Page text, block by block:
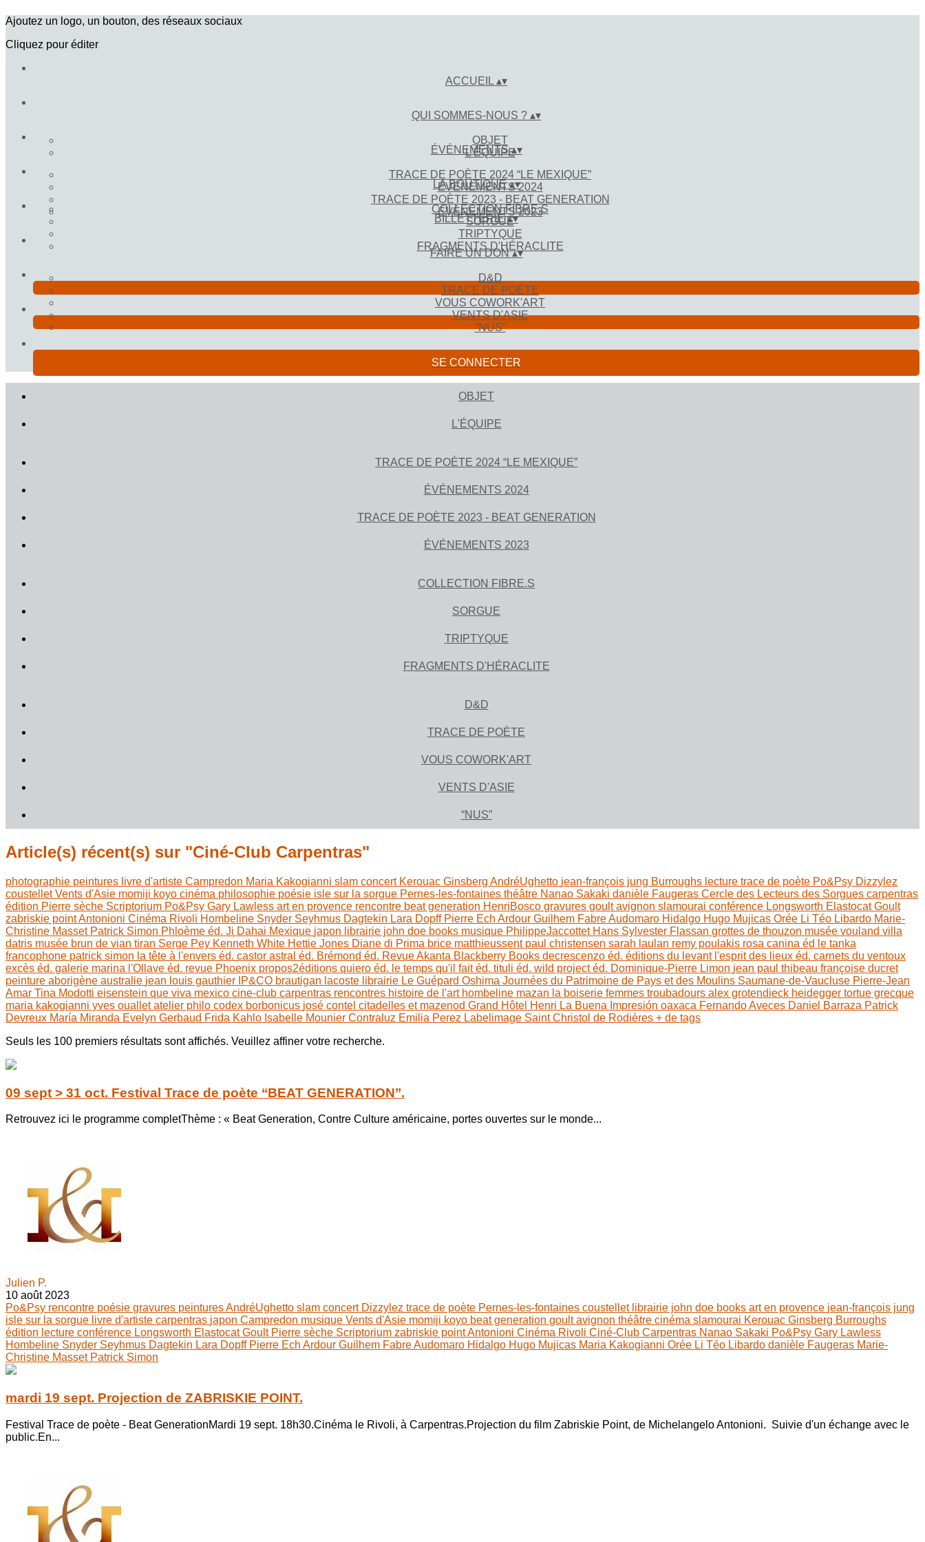
Ajoutez un logo, un bouton, des réseaux sociaux
Cliquez pour éditer
ACCUEIL ▴▾
QUI SOMMES-NOUS ? ▴▾
OBJET
L'ÉQUIPE
ÉVÉNEMENTS▴▾
TRACE DE POÈTE 2024 “LE MEXIQUE”
ÉVÉNEMENTS 2024
TRACE DE POÈTE 2023 - BEAT GENERATION
ÉVÉNEMENTS 2023
LA BOUTIQUE▴▾
COLLECTION FIBRE.S
SORGUE
TRIPTYQUE
FRAGMENTS D'HÉRACLITE
BILLETTERIE▴▾
FAIRE UN DON▴▾
D&D
TRACE DE POÈTE
VOUS COWORK'ART
VENTS D'ASIE
“NUS”
SE CONNECTER
OBJET
L'ÉQUIPE
TRACE DE POÈTE 2024 “LE MEXIQUE”
ÉVÉNEMENTS 2024
TRACE DE POÈTE 2023 - BEAT GENERATION
ÉVÉNEMENTS 2023
COLLECTION FIBRE.S
SORGUE
TRIPTYQUE
FRAGMENTS D'HÉRACLITE
D&D
TRACE DE POÈTE
VOUS COWORK'ART
VENTS D'ASIE
“NUS”
Article(s) récent(s) sur "Ciné-Club Carpentras"
photographie peintures livre d'artiste Campredon Maria Kakogianni slam concert Kerouac Ginsberg AndréUghetto jean-françois jung Burroughs lecture trace de poète Po&Psy Dizzylez
coustelletVents d'Asie momiji koyo cinéma philosophie poésie isle sur la sorgue Pernes-les-fontaines théâtre Nanao Sakaki danièle Faugeras Cercle des Lecteurs des Sorgues carpentras
édition Pierre sèche Scriptorium Po&Psy Gary Lawless art en provence rencontre beat generation HenriBosco gravures goultavignon slamourai conférence Longsworth ElastocatGoult
zabriskie pointAntonioni Cinéma Rivoli Hombeline Snyder Seyhmus Dagtekin Lara Dopff Pierre Ech Ardour Guilhem FabreAudomaro Hidalgo Hugo Mujicas Orée Li Téo Libardo Marie-
Christine Masset Patrick Simon Phloème éd. Ji Dahai Mexique japon librairie john doe books musique PhilippeJaccottet Hans Sylvester Flassan grottes de thouzon musée vouland villa
datris musée brun de vian tiran Serge Pey Kenneth White Hettie Jones Diane di Prima brice matthieussent paul christensen sarah laulan remy poulakis rosa canina éd le tanka
francophone patrick simon la tête à l'envers éd. castor astral éd. Brémond éd. Revue Akanta Blackberry Books decrescenzo éd. éditions du levant l'esprit des lieux éd. carnets du ventoux
excès éd. galerie marina l'Ollave éd. revue Phoenix propos2éditions quiero éd. le temps qu'il fait éd. tituli éd. wild project éd. Dominique-Pierre Limon jean paul thibeau françoise ducret
peinture aborigène australie jean louis gauthier IP&CO brautigan lacoste librairie Le Guépard Oshima Journées du Patrimoine de Pays et des Moulins Saumane-de-Vaucluse Pierre-Jean
Amar Tina Modotti eisenstein que viva mexico cine-club carpentras rencontres histoire de l'art hombeline mazan la boiserie femmes troubadours alex grotendieck heidegger tortue grecque
maria kakogianni yves oualletatelier philo codex borbonicus josé contel citadelles et mazenod Grand Hôtel Henri La Buena Impresión oaxaca Fernando Aveces Daniel Barraza Patrick
Devreux María Miranda Evelyn Gerbaud Frida Kahlo Isabelle Mounier Contraluz Emilia Perez Labelimage Saint Christol de Rodières + de tags
Seuls les 100 premiers résultats sont affichés. Veuillez affiner votre recherche.
09 sept > 31 oct. Festival Trace de poète ‘‘BEAT GENERATION’’.
Retrouvez ici le programme completThème : « Beat Generation, Contre Culture américaine, portes ouvertes sur le monde...
Julien P.
10 août 2023
Po&Psy rencontre poésie gravures peinturesAndréUghetto slam concert Dizzylez trace de poète Pernes-les-fontaines coustellet librairie john doe books art en provence jean-françois jung
isle sur la sorgue livre d'artiste carpentras japon Campredon musique Vents d'Asie momiji koyo beat generation goultavignon théâtre cinéma slamourai Kerouac Ginsberg Burroughs
édition lecture conférence Longsworth ElastocatGoult Pierre sèche Scriptorium zabriskie pointAntonioni Cinéma Rivoli Ciné-Club Carpentras Nanao Sakaki Po&Psy Gary Lawless
Hombeline Snyder Seyhmus Dagtekin Lara Dopff Pierre Ech Ardour Guilhem FabreAudomaro Hidalgo Hugo Mujicas Maria Kakogianni Orée Li Téo Libardo danièle Faugeras Marie-
Christine Masset Patrick Simon
mardi 19 sept. Projection de ZABRISKIE POINT.
Festival Trace de poète - Beat GenerationMardi 19 sept. 18h30.Cinéma le Rivoli, à Carpentras.Projection du film Zabriskie Point, de Michelangelo Antonioni. Suivie d'un échange avec le
public.En...